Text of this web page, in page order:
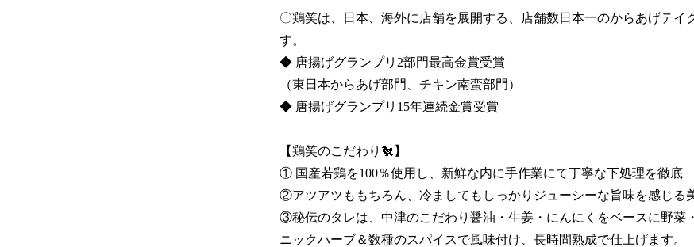
〇鶏笑は、日本、海外に店舗を展開する、店舗数日本一のからあげテイ
す。
◆ 唐揚げグランプリ2部門最高金賞受賞
（東日本からあげ部門、チキン南蛮部門）
◆ 唐揚げグランプリ15年連続金賞受賞
【鶏笑のこだわり🐔】
① 国産若鶏を100％使用し、新鮮な内に手作業にて丁寧な下処理を徹底
②アツアツももちろん、冷ましてもしっかりジューシーな旨味を感じる
③秘伝のタレは、中津のこだわり醤油・生姜・にんにくをベースに野菜
ニックハーブ＆数種のスパイスで風味付け、長時間熟成で仕上げます。